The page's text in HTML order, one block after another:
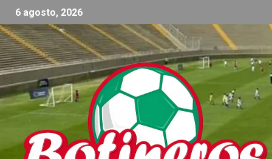
6 agosto, 2026